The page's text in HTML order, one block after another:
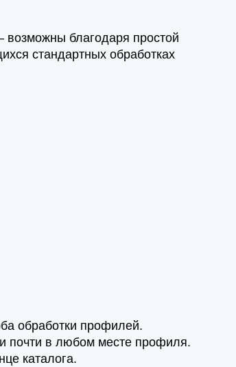
благодаря простой
стандартных обработках
обработки профилей.
почти в любом месте профиля.
каталога.